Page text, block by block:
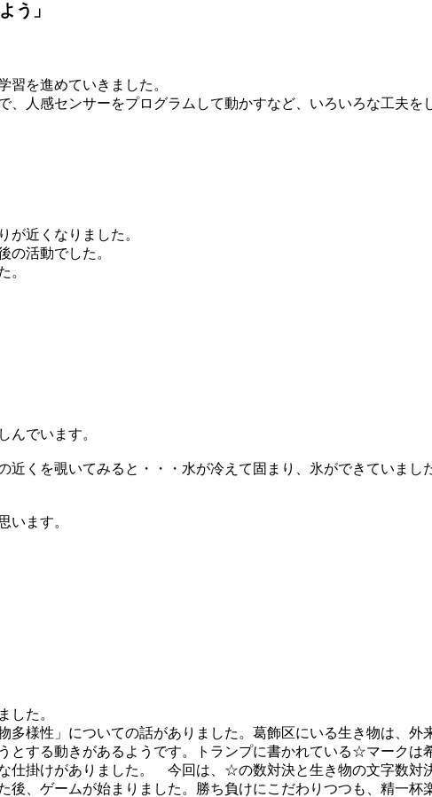
う」
習を進めていきました。
人感センサーをプログラムして動かすなど、いろいろな工夫を
が近くなりました。
の活動でした。
。
んでいます。
くを覗いてみると・・・水が冷えて固まり、氷ができていまし
います。
した。
様性」についての話がありました。葛飾区にいる生き物は、外
とする動きがあるようです。トランプに書かれている☆マークは
仕掛けがありました。 今回は、☆の数対決と生き物の文字数対
後、ゲームが始まりました。勝ち負けにこだわりつつも、精一杯